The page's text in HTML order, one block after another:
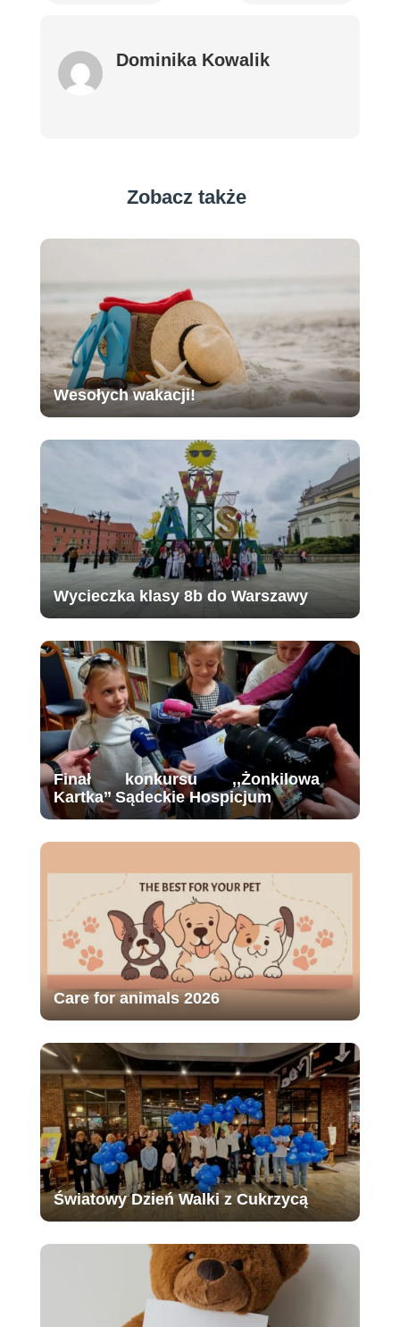
Dominika Kowalik
Zobacz także
Wesołych wakacji!
Wycieczka klasy 8b do Warszawy
Finał konkursu ,,Żonkilowa
Kartka’’ Sądeckie Hospicjum
Care for animals 2026
Światowy Dzień Walki z Cukrzycą